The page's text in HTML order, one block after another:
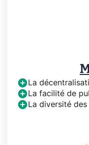
La
La facilité de
La diversité